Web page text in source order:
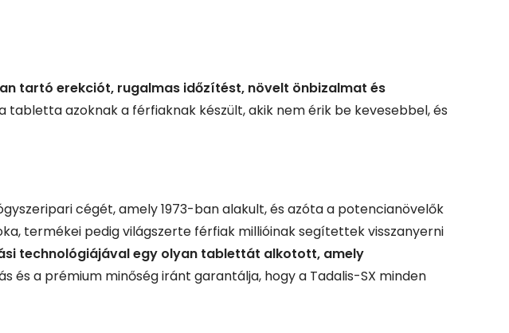
tartó erekciót, rugalmas időzítést, növelt önbizalmat és
tabletta azoknak a férfiaknak készült, akik nem érik be kevesebbel, és
cégét, amely 1973-ban alakult, és azóta a potencianövelők
termékei pedig világszerte férfiak millióinak segítettek visszanyerni
technológiájával egy olyan tablettát alkotott, amely
és a prémium minőség iránt garantálja, hogy a Tadalis-SX minden